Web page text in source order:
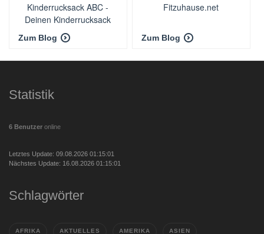
Kinderrucksack ABC -
Deinen Kinderrucksack
finden
Zum Blog
Fitzuhause.net
Zum Blog
Statistik
6 Benutzer online
Letztes Update: 09.08.2026 01:15:01
Nächstes Update: 16.08.2026 01:15:01
Schlagwörter
AFRIKA AKTUELLES AMERIKA ASIEN